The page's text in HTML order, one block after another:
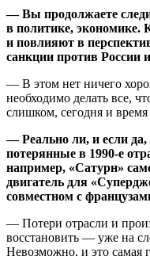
— Вы продолжаете
в политике, экономике.
и повлияют в
санкции против России
— В этом нет ничего
необходимо делать все,
слишком, сегодня и время
— Реально ли, и если да,
потерянные в 1990-е
например, «Сатурн»
двигатель для
совместном с
— Потери отрасли и
восстановить — уже на
Невозможно, и это самая